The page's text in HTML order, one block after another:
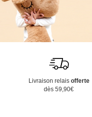
Livraison relais offerte
dès 59,90€